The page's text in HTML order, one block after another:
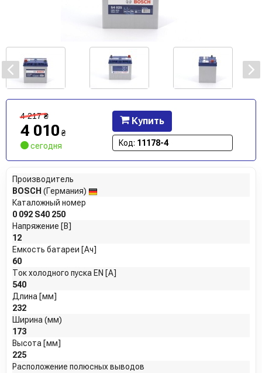
4 217 ₴
4 010 ₴
сегодня
Купить
Код: 11178-4
Производитель
BOSCH (Германия)
Каталожный номер
0 092 S40 250
Напряжение [В]
12
Емкость батареи [Ач]
60
Ток холодного пуска EN [A]
540
Длина [мм]
232
Ширина (мм)
173
Высота [мм]
225
Расположение полюсных выводов